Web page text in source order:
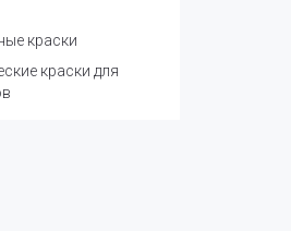
краски
краски для